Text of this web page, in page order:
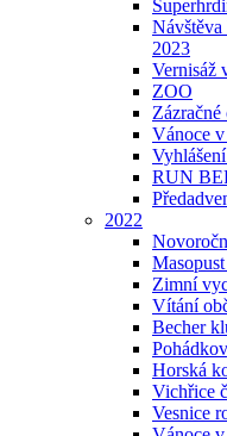
Návštěva
2023
Vernisáž
ZOO
Vánoce v
RUN
2022
Zimní
Vítání
Becher
Horská
Vichřice
Vesnice